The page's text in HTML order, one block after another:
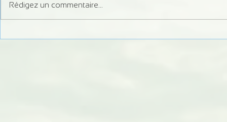
Rédigez un commentaire...